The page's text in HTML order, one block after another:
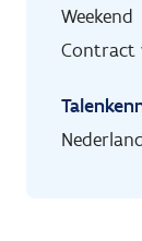
Weekend
Contract